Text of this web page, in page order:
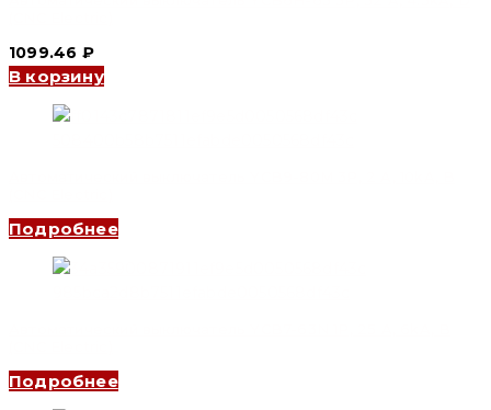
1099.46 ₽
В корзину
Подробнее
Подробнее